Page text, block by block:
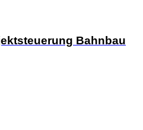
Bahnbau